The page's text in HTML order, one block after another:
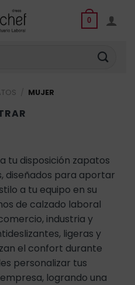
0
MUJER
tu disposición zapatos
diseñados para aportar
a tu equipo en su
de calzado laboral
industria y
ligeras y
el confort durante
personalizar tus
logrando una